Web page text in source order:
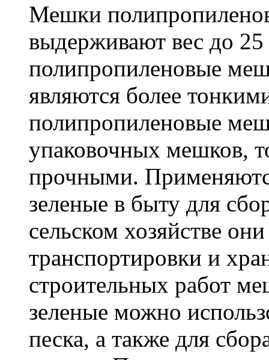
Мешки
выдерживают вес до
полипропиленовые
являются более
полипропиленовые
упаковочных мешков,
прочными.
зеленые в быту для
сельском хозяйстве
транспортировки и
строительных работ
зеленые можно
песка, а также для